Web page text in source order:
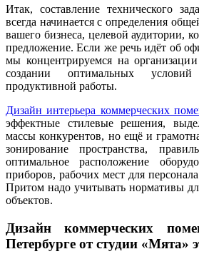
Итак, составление технического
всегда начинается с определения
вашего бизнеса, целевой аудитории,
предложение. Если же речь идёт об
мы концентрируемся на
создании оптимальных
продуктивной работы.
Дизайн интерьера коммерческих
эффектные стилевые решения,
массы конкурентов, но ещё и
зонирование пространства,
оптимальное расположение
приборов, рабочих мест для
Притом надо учитывать нормативы
объектов.
Дизайн коммерческих
Петербурге от студии «Мята»